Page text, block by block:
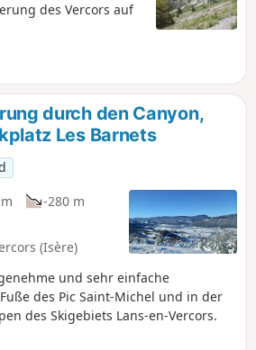
des Vercors auf
durch den Canyon,
Les Barnets
-280 m
(Isère)
und sehr einfache
des Pic Saint-Michel und in der
des Skigebiets Lans-en-Vercors.